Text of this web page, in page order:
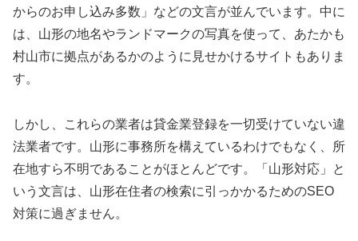
からのお申し込み多数」などの文言が並んでいます。中に
は、山形の地名やランドマークの写真を使って、あたかも
村山市に拠点があるかのように見せかけるサイトもありま
す。
しかし、これらの業者は貸金業登録を一切受けていない違
法業者です。山形に事務所を構えているわけでもなく、所
在地すら不明であることがほとんどです。「山形対応」と
いう文言は、山形在住者の検索に引っかかるためのSEO
対策に過ぎません。